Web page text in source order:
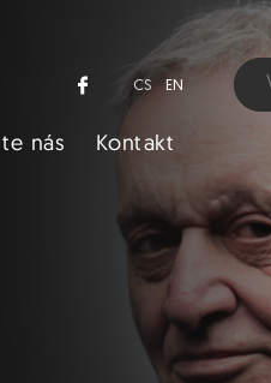
CS EN
nás Kontakt